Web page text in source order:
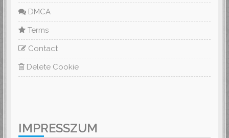
DMCA
Terms
Contact
Delete Cookie
IMPRESSZUM